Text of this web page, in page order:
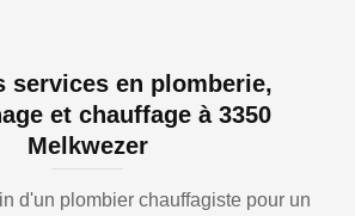
services en plomberie,
et chauffage à 3350
Melkwezer
d'un plombier chauffagiste pour un